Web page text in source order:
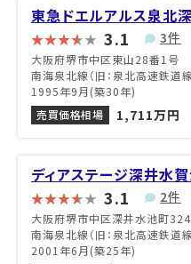
東急ドエルアルス泉北
3.1 3件
大阪府堺市中区東山28番1号
南海泉北線（旧：泉北高速鉄道
1995年9月(築30年)
売買価格相場
1,711万円
ディアステージ深井水
3.1 2件
大阪府堺市中区深井水池町
南海泉北線（旧：泉北高速鉄道
2001年6月(築25年)